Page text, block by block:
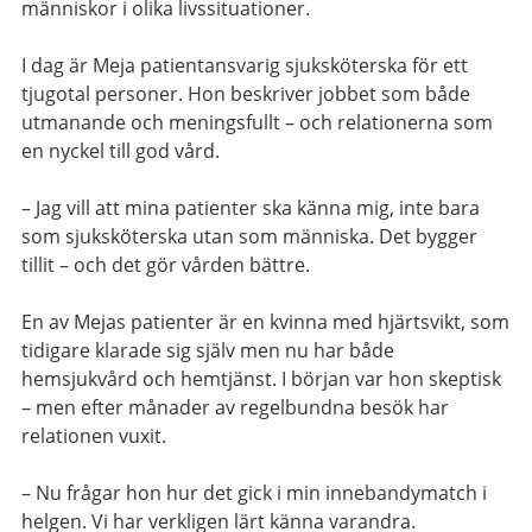
människor i olika livssituationer.
I dag är Meja patientansvarig sjuksköterska för ett
tjugotal personer. Hon beskriver jobbet som både
utmanande och meningsfullt – och relationerna som
en nyckel till god vård.
– Jag vill att mina patienter ska känna mig, inte bara
som sjuksköterska utan som människa. Det bygger
tillit – och det gör vården bättre.
En av Mejas patienter är en kvinna med hjärtsvikt, som
tidigare klarade sig själv men nu har både
hemsjukvård och hemtjänst. I början var hon skeptisk
– men efter månader av regelbundna besök har
relationen vuxit.
– Nu frågar hon hur det gick i min innebandymatch i
helgen. Vi har verkligen lärt känna varandra.